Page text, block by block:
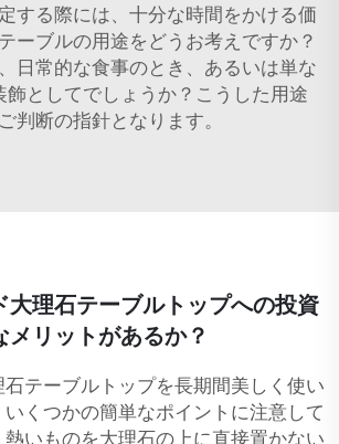
する際には、十分な時間をかける価
ーブルの用途をどうお考えですか？
日常的な食事のとき、あるいは単な
飾としてでしょうか？こうした用途
判断の指針となります。
大理石テーブルトップへの投資
メリットがあるか？
テーブルトップを長期間美しく使い
くつかの簡単なポイントに注意して
熱いものを大理石の上に直接置かない